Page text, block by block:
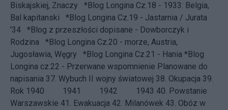
Biskajskiej, Znaczy
*Blog Longina Cz.18 - 1933: Belgia,
Bal kapitanski
*Blog Longina Cz.19 - Jastarnia / Jurata
'34
*Blog z przeszłości dopisane - Dowborczyk i
Rodzina
*Blog Longina Cz.20 - morze, Austria,
Jugosławia, Węgry
*Blog Longina Cz.21 - Hania *Blog
Longina cz.22 - Przerwane wspomnienie Planowane do
napisania 37. Wybuch II wojny światowej 38. Okupacja 39.
Rok 1940 1941 1942 1943 40. Powstanie
Warszawskie 41. Ewakuacja 42. Milanówek 43. Obóz w